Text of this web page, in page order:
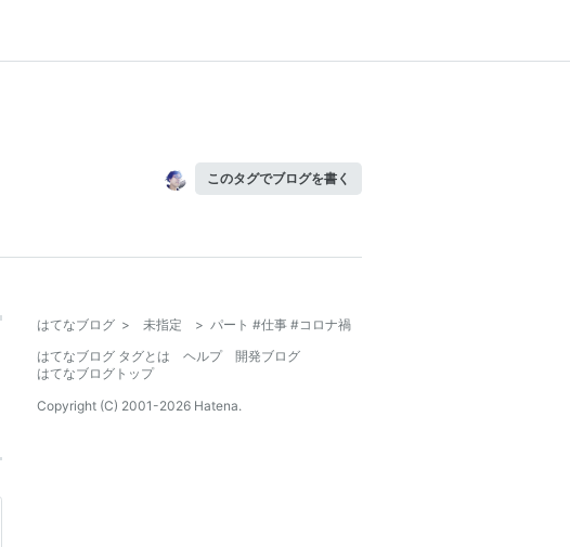
このタグでブログを書く
はてなブログ > 未指定 > パート #仕事 #コロナ禍
はてなブログ タグとは
ヘルプ
開発ブログ
はてなブログトップ
Copyright (C) 2001-2026 Hatena.